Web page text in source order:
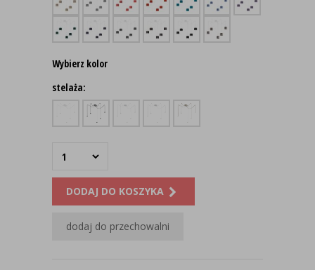
Wybierz kolor
stelaża:
DODAJ DO KOSZYKA
dodaj do przechowalni